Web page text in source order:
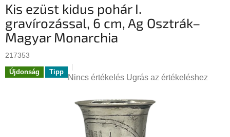
Kis ezüst kidus pohár I.
gravírozással, 6 cm, Ag Osztrák–
Magyar Monarchia
217353
Újdonság Tipp
A
átlagos
értékelése
Nincs értékelés Ugrás az értékeléshez